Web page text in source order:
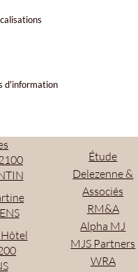
d'information
Étude
Delezenne &
Associés
RM&A
Alpha MJ
MJS Partners
WRA